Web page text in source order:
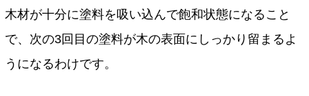
木材が十分に塗料を吸い込んで飽和状態になること
で、次の3回目の塗料が木の表面にしっかり留まるよ
うになるわけです。